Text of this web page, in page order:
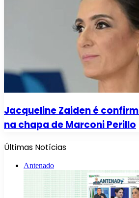
Jacqueline Zaiden é
na chapa de Marconi Perillo
Últimas Notícias
Antenado